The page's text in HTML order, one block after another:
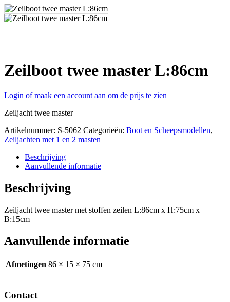
Zeilboot twee master L:86cm
Login of maak een account aan om de prijs te zien
Zeiljacht twee master
Artikelnummer: S-5062 Categorieën: Boot en Scheepsmodellen,
Zeiljachten met 1 en 2 masten
Beschrijving
Aanvullende informatie
Beschrijving
Zeiljacht twee master met stoffen zeilen L:86cm x H:75cm x
B:15cm
Aanvullende informatie
Afmetingen 86 × 15 × 75 cm
Contact